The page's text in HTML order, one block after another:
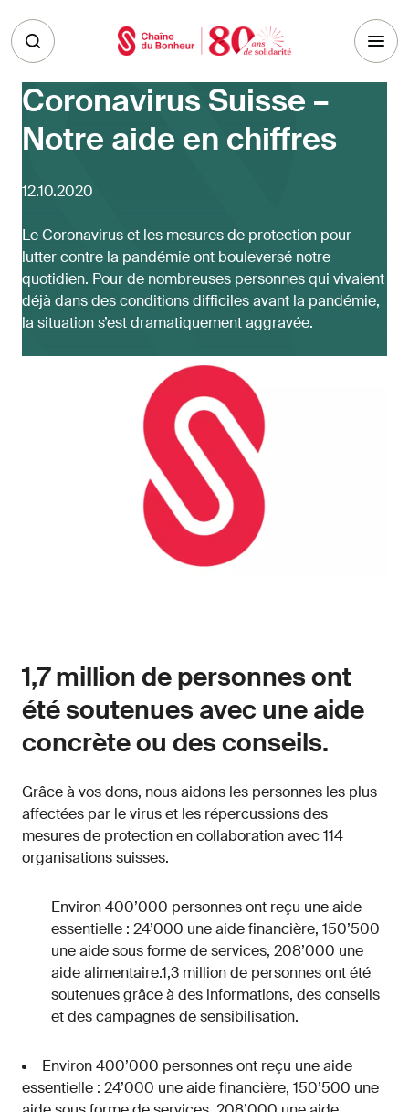
Coronavirus Suisse –
Notre aide en chiffres
12.10.2020
Le Coronavirus et les mesures de protection pour
lutter contre la pandémie ont bouleversé notre
quotidien. Pour de nombreuses personnes qui vivaient
déjà dans des conditions difficiles avant la pandémie,
la situation s’est dramatiquement aggravée.
1,7 million de personnes ont
été soutenues avec une aide
concrète ou des conseils.
Grâce à vos dons, nous aidons les personnes les plus
affectées par le virus et les répercussions des
mesures de protection en collaboration avec 114
organisations suisses.
Environ 400’000 personnes ont reçu une aide
essentielle : 24’000 une aide financière, 150’500
une aide sous forme de services, 208’000 une
aide alimentaire.1,3 million de personnes ont été
soutenues grâce à des informations, des conseils
et des campagnes de sensibilisation.
Environ 400’000 personnes ont reçu une aide
essentielle : 24’000 une aide financière, 150’500 une